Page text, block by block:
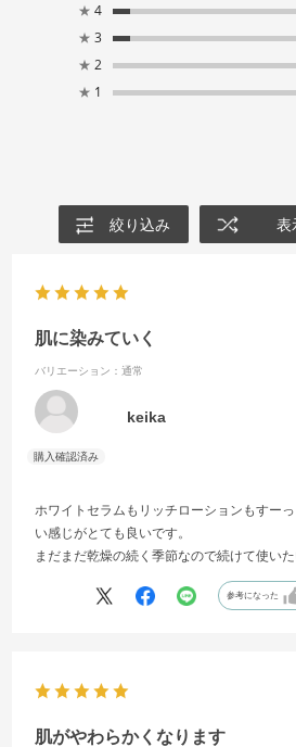
★ 4
★ 3
★ 2
★ 1
絞り込み 表
肌に染みていく
バリエーション：通常
keika
ホワイトセラムもリッチローションもすー
い感じがとても良いです。
まだまだ乾燥の続く季節なので続けて使いた
参考になった
肌がやわらかくなります